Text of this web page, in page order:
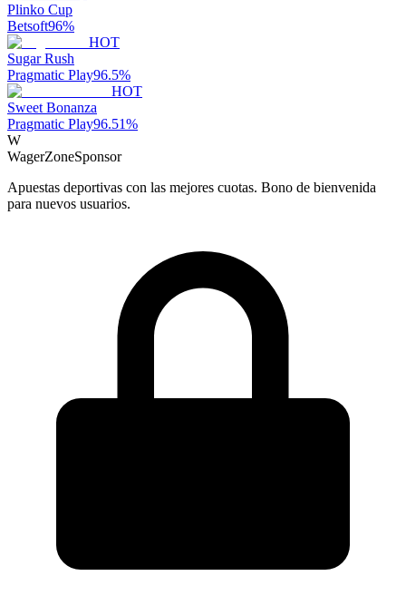
Plinko Cup
Betsoft96%
HOT
Sugar Rush
Pragmatic Play96.5%
HOT
Sweet Bonanza
Pragmatic Play96.51%
W
WagerZoneSponsor
Apuestas deportivas con las mejores cuotas. Bono de bienvenida
para nuevos usuarios.